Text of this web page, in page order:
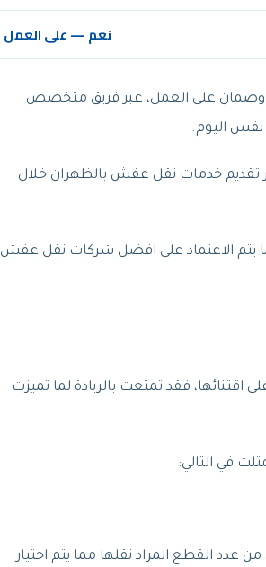
نعم — على العمل
وضمان على العمل، عبر فريق متخصص
اليوم.
تقديم خدمات نقل عفش بالظهران خلال
مما يتم الاعتماد على افضل شركات نقل عفش
فقد تمتعت بالريادة لما تميزت
في التالي:
القطع المراد نقلها مما يتم اختيار